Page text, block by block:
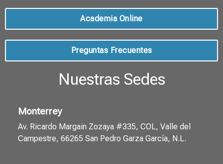
Academia Online
Preguntas Frecuentes
Nuestras Sedes
Monterrey
Av. Ricardo Margain Zozaya #335, COL, Valle del
Campestre, 66265 San Pedro Garza García, N.L.